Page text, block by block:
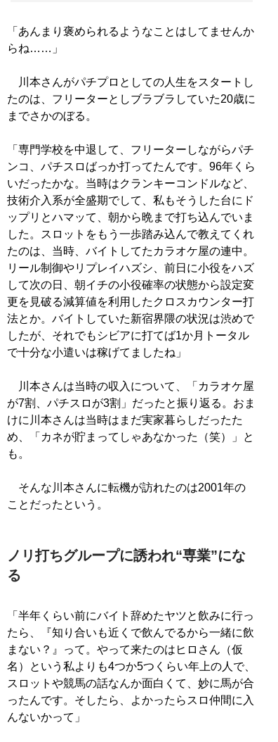
「あんまり褒められるようなことはしてませんか
らね……」
川本さんがパチプロとしての人生をスタートし
たのは、フリーターとしブラブラしていた20歳に
までさかのぼる。
「専門学校を中退して、フリーターしながらパチ
ンコ、パチスロばっか打ってたんです。96年くら
いだったかな。当時はクランキーコンドルなど、
技術介入系が全盛期でして、私もそうした台にド
ップリとハマッて、朝から晩まで打ち込んでいま
した。スロットをもう一歩踏み込んで教えてくれ
たのは、当時、バイトしてたカラオケ屋の連中。
リール制御やリプレイハズシ、前日に小役をハズ
して次の日、朝イチの小役確率の状態から設定変
更を見破る減算値を利用したクロスカウンター打
法とか。バイトしていた新宿界隈の状況は渋めで
したが、それでもシビアに打てば1か月トータル
で十分な小遣いは稼げてましたね」
川本さんは当時の収入について、「カラオケ屋
が7割、パチスロが3割」だったと振り返る。おま
けに川本さんは当時はまだ実家暮らしだったた
め、「カネが貯まってしゃあなかった（笑）」と
も。
そんな川本さんに転機が訪れたのは2001年の
ことだったという。
ノリ打ちグループに誘われ“専業”にな
る
「半年くらい前にバイト辞めたヤツと飲みに行っ
たら、『知り合いも近くで飲んでるから一緒に飲
まない？』って。やって来たのはヒロさん（仮
名）という私よりも4つか5つくらい年上の人で、
スロットや競馬の話なんか面白くて、妙に馬が合
ったんです。そしたら、よかったらスロ仲間に入
んないかって」